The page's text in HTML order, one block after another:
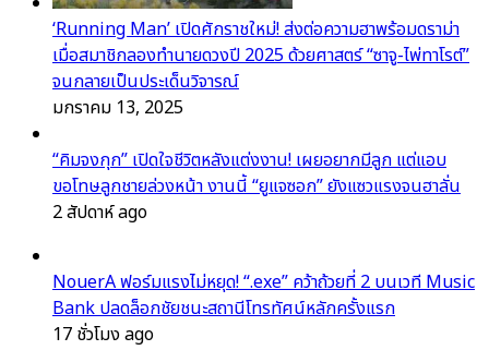
‘Running Man’ เปิดศักราชใหม่! ส่งต่อความฮาพร้อมดราม่า
เมื่อสมาชิกลองทำนายดวงปี 2025 ด้วยศาสตร์ “ซาจู-ไพ่ทาโรต์”
จนกลายเป็นประเด็นวิจารณ์
มกราคม 13, 2025
“คิมจงกุก” เปิดใจชีวิตหลังแต่งงาน! เผยอยากมีลูก แต่แอบ
ขอโทษลูกชายล่วงหน้า งานนี้ “ยูแจซอก” ยังแซวแรงจนฮาลั่น
2 สัปดาห์ ago
NouerA ฟอร์มแรงไม่หยุด! “.exe” คว้าถ้วยที่ 2 บนเวที Music
Bank ปลดล็อกชัยชนะสถานีโทรทัศน์หลักครั้งแรก
17 ชั่วโมง ago